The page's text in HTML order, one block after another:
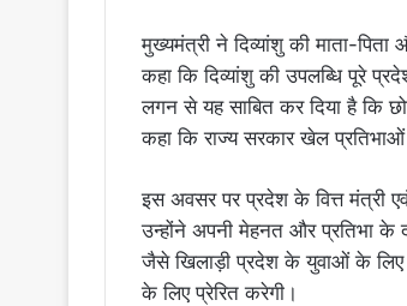
मुख्यमंत्री ने दिव्यांशु की माता-
कहा कि दिव्यांशु की उपलब्धि पूरे
लगन से यह साबित कर दिया है कि
कहा कि राज्य सरकार खेल
इस अवसर पर प्रदेश के वित्त मंत्री
उन्होंने अपनी मेहनत और प्रतिभा के
जैसे खिलाड़ी प्रदेश के युवाओं के लिए
के लिए प्रेरित करेगी।